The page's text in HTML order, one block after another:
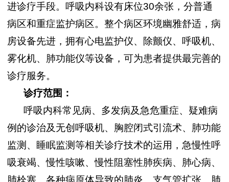
进诊疗手段。 呼吸内科设有床位30余张， 分普通
病区和重症监护病区。整个病区环境幽雅舒适，病
房设备先进，拥有心电监护仪、除颤仪、呼吸机、
雾化机、肺功能仪等设备， 可为患者提供最完善的
诊疗服务。
诊疗范围：
呼吸内科常见病、多发病及急危重症、 疑难病
例的诊治及无创呼吸机、胸腔闭式引流术、肺功能
监测、睡眠监测等相关诊疗技术的运用， 急慢性呼
吸衰竭、慢性咳嗽、慢性阻塞性肺疾病、肺心病、
肺栓塞、各种病原体导致的肺炎、支气管扩张、肺